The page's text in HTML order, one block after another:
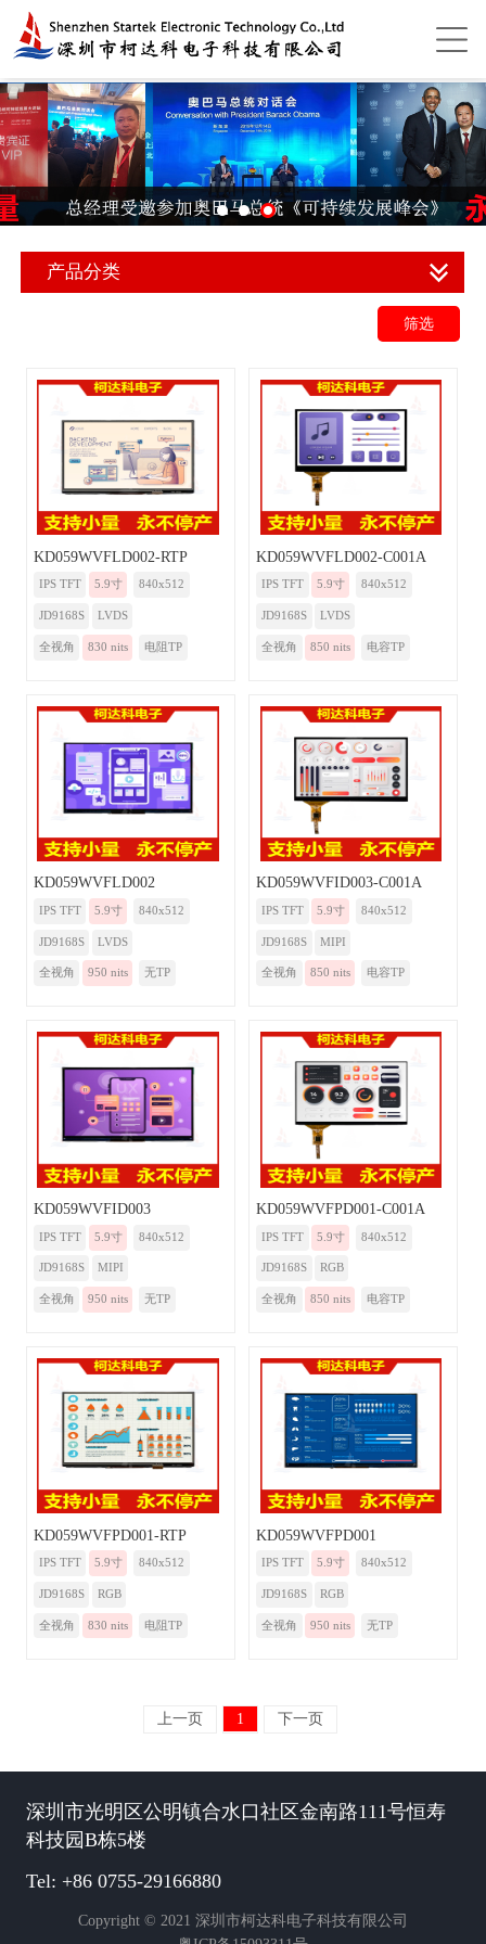
产品分类
筛选
KD059WVFLD002-RTP
IPS TFT 5.9寸 840x512
JD9168S LVDS
全视角 830 nits 电阻TP
KD059WVFLD002-C001A
IPS TFT 5.9寸 840x512
JD9168S LVDS
全视角 850 nits 电容TP
KD059WVFLD002
IPS TFT 5.9寸 840x512
JD9168S LVDS
全视角 950 nits 无TP
KD059WVFID003-C001A
IPS TFT 5.9寸 840x512
JD9168S MIPI
全视角 850 nits 电容TP
KD059WVFID003
IPS TFT 5.9寸 840x512
JD9168S MIPI
全视角 950 nits 无TP
KD059WVFPD001-C001A
IPS TFT 5.9寸 840x512
JD9168S RGB
全视角 850 nits 电容TP
KD059WVFPD001-RTP
IPS TFT 5.9寸 840x512
JD9168S RGB
全视角 830 nits 电阻TP
KD059WVFPD001
IPS TFT 5.9寸 840x512
JD9168S RGB
全视角 950 nits 无TP
上一页 1 下一页
深圳市光明区公明镇合水口社区金南路111号恒寿
科技园B栋5楼
Tel: +86 0755-29166880
Copyright © 2021 深圳市柯达科电子科技有限公司